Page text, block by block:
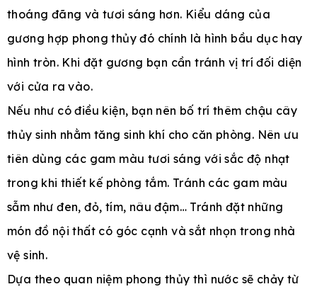
thoáng đãng và tươi sáng hơn. Kiểu dáng của
gương hợp phong thủy đó chính là hình bầu dục hay
hình tròn. Khi đặt gương bạn cần tránh vị trí đối diện
với cửa ra vào.
Nếu như có điều kiện, bạn nên bố trí thêm chậu cây
thủy sinh nhằm tăng sinh khí cho căn phòng. Nên ưu
tiên dùng các gam màu tươi sáng với sắc độ nhạt
trong khi thiết kế phòng tắm. Tránh các gam màu
sẫm như đen, đỏ, tím, nâu đậm… Tránh đặt những
món đồ nội thất có góc cạnh và sắt nhọn trong nhà
vệ sinh.
Dựa theo quan niệm phong thủy thì nước sẽ chảy từ